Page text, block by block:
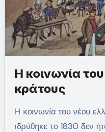
Η κοινωνία
κράτους
Η κοινωνία του νέου ελληνικού κράτους που
ιδρύθηκε το 1830 δεν